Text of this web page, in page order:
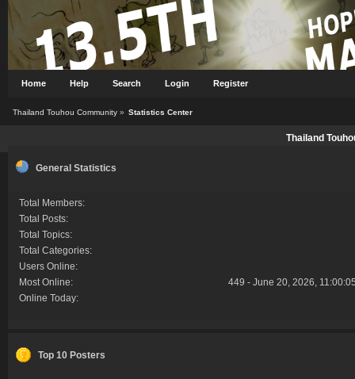
Home Help Search Login Register
Thailand Touhou Community» Statistics Center
Thailand
General Statistics
Total Members:
Total Posts:
Total Topics:
Total Categories:
Users Online:
Most Online:
449 - June 20, 2026,
Online Today:
Top 10 Posters